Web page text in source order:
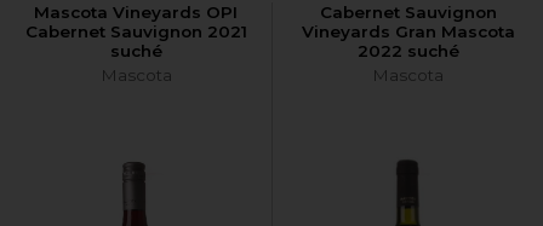
Mascota Vineyards OPI
Cabernet Sauvignon 2021
suché
Mascota
Cabernet Sauvignon
Vineyards Gran Mascota
2022 suché
Mascota